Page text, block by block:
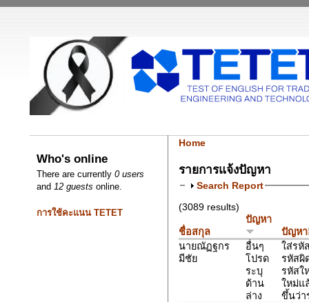
Who's online
There are currently0 users
and 12 guests online.
การใช้คะแนน TETET
Home
รายการแจ้งปัญหา
Search Report
(3089 results)
ชื่อสกุล
ปัญหา
ปัญหา
นายณัฏฐกร
มีชัย
อื่นๆ
โปรด
ระบุ
ด้าน
ล่าง
ใส่รหั
รหัสผิ
รหัสใ
ใหม่แ
ขึ้นว่า